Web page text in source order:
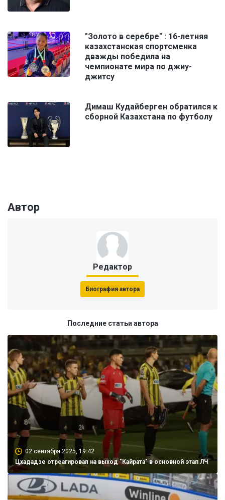
"Золото в серебре" : 16-летняя
казахстанская спортсменка
дважды победила на
чемпионате мира по джиу-
джитсу
Димаш Кудайберген обратился к
сборной Казахстана по футболу
Автор
Редактор
Биография автора
Последние статьи автора
02 сентября 2025, 19:42
Цхададзе отреагировал на выход "Кайрата" в основной этап ЛЧ